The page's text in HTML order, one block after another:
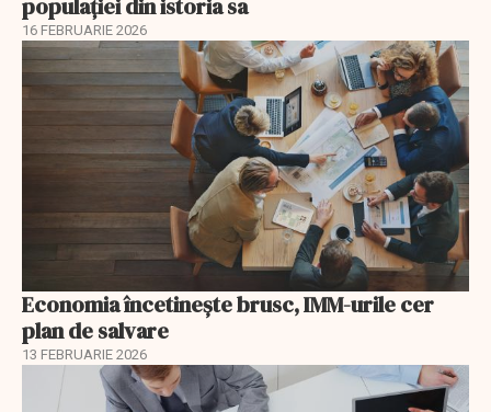
16 FEBRUARIE 2026
Economia încetinește brusc, IMM-urile cer
plan de salvare
13 FEBRUARIE 2026